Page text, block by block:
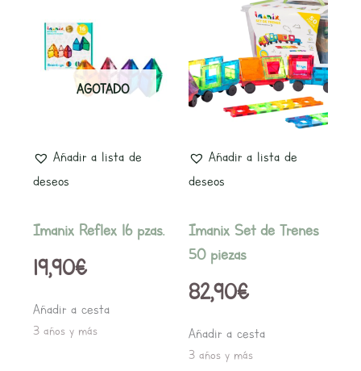
AGOTADO
Añadir a lista de
deseos
Imanix Reflex 16 pzas.
19,90€
Añadir a cesta
3 años y más
Añadir a lista de
deseos
Imanix Set de Trenes
50 piezas
82,90€
Añadir a cesta
3 años y más